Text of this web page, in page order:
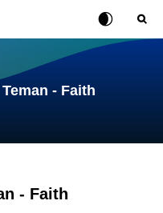
menu Rubah Posisi
Tombol
- Faith
- Faith